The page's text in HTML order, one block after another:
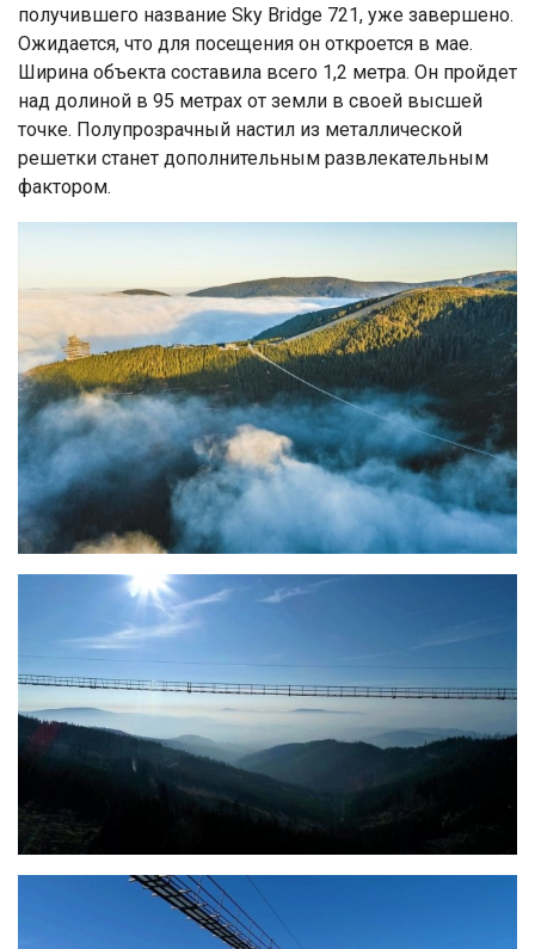
получившего название Sky Bridge 721, уже завершено.
Ожидается, что для посещения он откроется в мае.
Ширина объекта составила всего 1,2 метра. Он пройдет
над долиной в 95 метрах от земли в своей высшей
точке. Полупрозрачный настил из металлической
решетки станет дополнительным развлекательным
фактором.